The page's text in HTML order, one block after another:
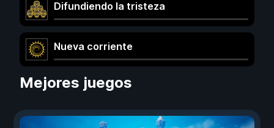
Difundiendo la tristeza
Nueva corriente
Mejores juegos